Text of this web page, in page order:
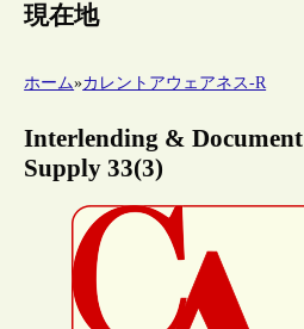
現在地
ホーム»カレントアウェアネス-R
Interlending & Document
Supply 33(3)